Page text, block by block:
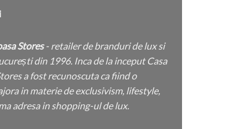
pot
fi
alese
în
pagina
Stores- retailer de branduri de lux si
din 1996. Inca de la inceput Casa
a fost recunoscuta ca fiind o
in materie de exclusivism, lifestyle,
adresa in shopping-ul de lux.